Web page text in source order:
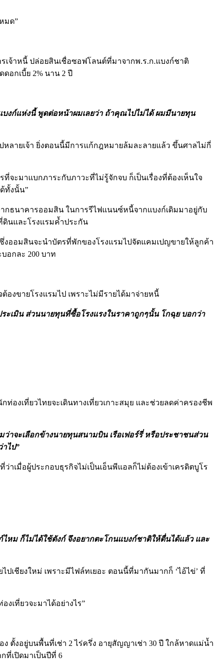
มด”
รเจ้าหนี้ ปล่อยสินเชื่อซอฟโลนต์ที่มาจากพ.ร.ก.แบงก์ชาติ
อกเบี้ย 2% นาน 2 ปี
บงก์แห่งนี้ พูดต่อหน้าผมเลยว่า ถ้าคุณไปไม่ได้ ผมมีนายทุน
ลายเจ้า ยิ่งตอนนี้มีการแก้กฎหมายล้มละลายแล้ว ขึ้นศาลไม่กี่
จะมาแบกภาระกับภาวะที่ไม่รู้จักจบ ก็เป็นเรื่องที่ต้องเห็นใจ
ทั้งนั้น”
กธนาคารออมสิน ในการรีไฟแนนซ์หนี้จากแบงก์เดิมมาอยู่กับ
ดินและโรงแรมค้ำประกัน
งออมสินจะนำบัตรที่พักของโรงแรมไปจัดแคมเปญขายให้ลูกค้า
อกละ 200 บาท
องขายโรงแรมไป เพราะไม่มีรายได้มาจ่ายหนี้
เมิน ส่วนนายทุนที่ซื้อโรงแรงในราคาถูกๆนั้น โกฉุย บอกว่า
องเที่ยวไทยจะเดินทางเที่ยวเกาะสมุย และช่วยลดค่าครองชีพ
าจะเลือกข้างนายทุนสนามบิน เรือเฟอร์รี่ หรือประชาชนส่วน
ไป”
าเมื่อผู้ประกอบธุรกิจไม่เป็นเอ็นพีแอลก็ไม่ต้องเข้าเครดิตบูโร
ไหม ก็ไม่ได้ใช้ตังก์ จึงอยากตะโกนแบงก์ชาติให้ตื่นได้แล้ว และ
เชียงใหม่ เพราะมีไฟล์ทเยอะ ตอนนี้ที่มากันมากก็ ‘ไอ้ไข่’ ที่
งเที่ยวจะมาได้อย่างไร”
ตั้งอยู่บนพื้นที่เช่า 2 ไร่ครึ่ง อายุสัญญาเช่า 30 ปี ใกล้หาดแม่น้ำ
ที่เปิดมาเป็นปีที่ 6